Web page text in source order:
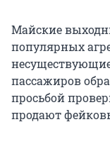
Майские
популярных
пассажиров
просьбой
продают